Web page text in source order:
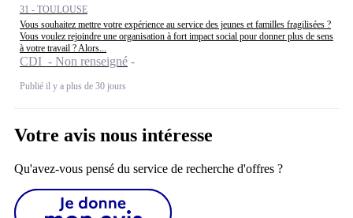
31 - TOULOUSE
Vous souhaitez mettre votre expérience au service des jeunes et familles fragilisées ?
Vous voulez rejoindre une organisation à fort impact social pour donner plus de sens
à votre travail ? Alors...
CDI - Non renseigné
Publié il y a plus de 30 jours
Votre avis nous intéresse
Qu'avez-vous pensé du service de recherche d'offres ?